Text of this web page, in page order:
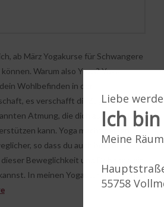
ab März Yogakurse für Schwangere
Warum also Yoga? Yoga
Wohlbefinden in der
es verschafft dir Zugang zu
Atmung, die dich auch bei der
kann. Yoga macht deinen
so dass du auch bei der
Beweglichkeit und Dehnbarkeit
In meinen Yogastunden kannst
Liebe
Ich
Meine
55758